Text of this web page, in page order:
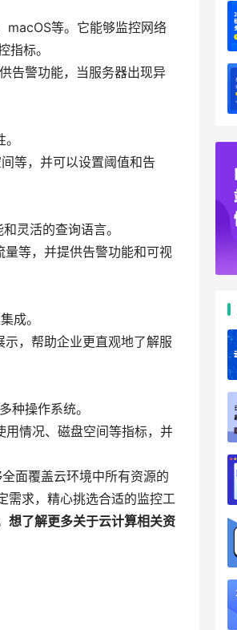
macOS等。它能够监控网络
指标。
告警功能，当服务器出现异
等，并可以设置阈值和告
灵活的查询语言。
等，并提供告警功能和可视
成。
，帮助企业更直观地了解服
操作系统。
情况、磁盘空间等指标，并
面覆盖云环境中所有资源的
需求，精心挑选合适的监控工
想了解更多关于云计算相关资